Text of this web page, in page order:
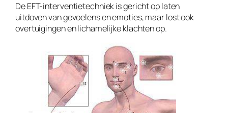
De EFT-interventietechniek is gericht op laten
uitdoven van gevoelens en emoties, maar lost ook
overtuigingen en lichamelijke klachten op.